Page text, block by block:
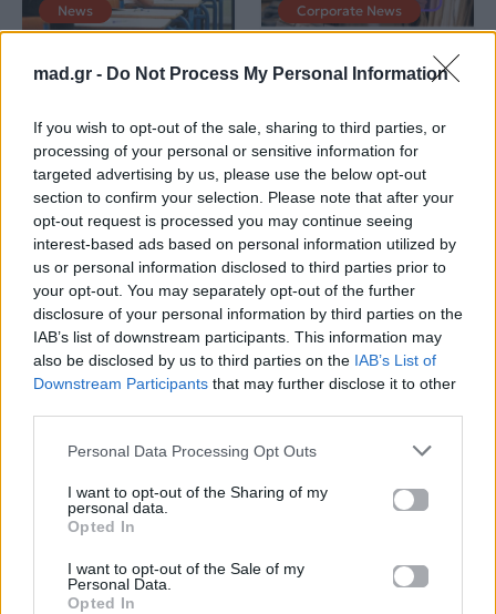
mad.gr - Do Not Process My Personal Information
If you wish to opt-out of the sale, sharing to third parties, or
processing of your personal or sensitive information for
targeted advertising by us, please use the below opt-out
section to confirm your selection. Please note that after your
opt-out request is processed you may continue seeing
interest-based ads based on personal information utilized by
us or personal information disclosed to third parties prior to
your opt-out. You may separately opt-out of the further
disclosure of your personal information by third parties on the
IAB’s list of downstream participants. This information may
also be disclosed by us to third parties on the IAB’s List of
Downstream Participants that may further disclose it to other
Personal Data Processing Opt Outs
I want to opt-out of the Sharing of my
personal data.
Opted In
I want to opt-out of the Sale of my
Personal Data.
Opted In
News
Πανελλαδικές 2026:
Λαρισαία Ιωάννα
Παπακώστα με 19.780
μόρια
26.06.2026
Corporate News
Μία κάρτα για όλες τις
26.06.2026
κολυμπήσεις στην
Αττική: Οι 29
ακατάλληλες παραλίες
25.06.2026
νέους επιστήμονες με
το πρόγραμμα